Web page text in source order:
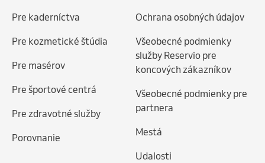
Pre kaderníctva
Pre kozmetické štúdia
Pre masérov
Pre športové centrá
Pre zdravotné služby
Porovnanie
Ochrana osobných údajov
Všeobecné podmienky
služby Reservio pre
koncových zákazníkov
Všeobecné podmienky pre
partnera
Mestá
Udalosti